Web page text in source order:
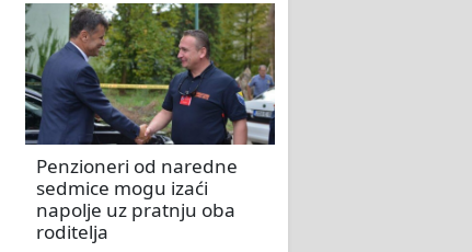
Penzioneri od naredne
sedmice mogu izaći
napolje uz pratnju oba
roditelja